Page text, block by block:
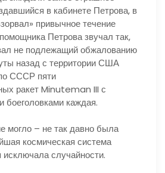
в кабинете Петрова, в
привычное течение
Петрова звучал так,
не подлежащий обжалованию
назад с территории США
СССР пяти
ракет Minuteman III с
каждая.
– не так давно была
космическая система
исключала случайности.